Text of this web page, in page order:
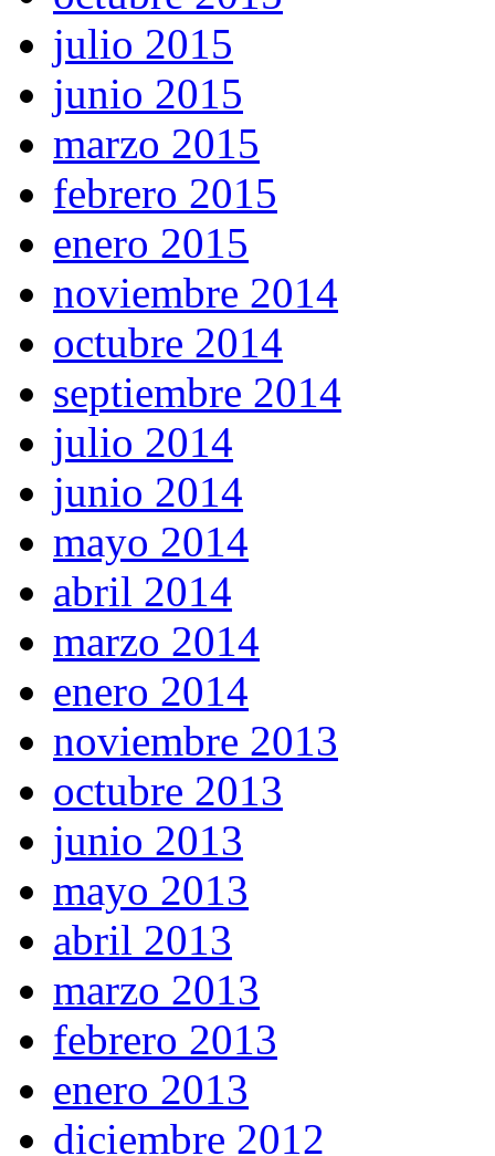
julio 2015
junio 2015
marzo 2015
febrero 2015
enero 2015
noviembre 2014
octubre 2014
septiembre 2014
julio 2014
junio 2014
mayo 2014
abril 2014
marzo 2014
enero 2014
noviembre 2013
octubre 2013
junio 2013
mayo 2013
abril 2013
marzo 2013
febrero 2013
enero 2013
diciembre 2012